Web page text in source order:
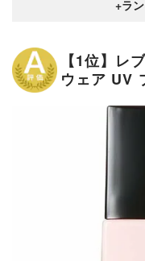
【1位】レ
ウェア UV